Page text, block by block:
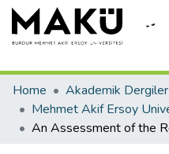
Home
Akademik Dergiler